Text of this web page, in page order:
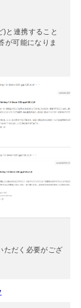
と連携すること
が可能になりま
ただく必要がござ